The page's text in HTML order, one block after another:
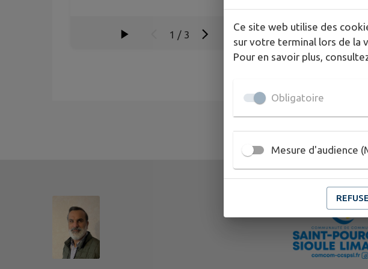
1 / 3
Ce site web utilise des
sur votre terminal lors de la
Pour en savoir plus,
Obligatoire
Mesure d'audience